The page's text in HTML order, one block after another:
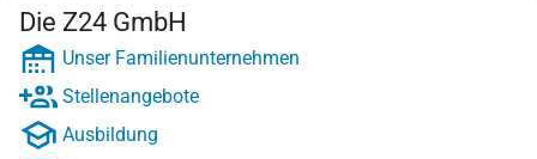
Die Z24 GmbH
Unser Familienunternehmen
Stellenangebote
Ausbildung